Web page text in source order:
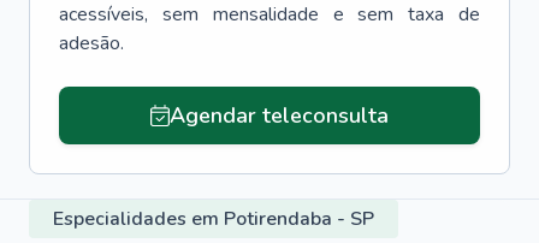
acessíveis, sem mensalidade e sem taxa de
adesão.
Agendar teleconsulta
Especialidades em Potirendaba - SP